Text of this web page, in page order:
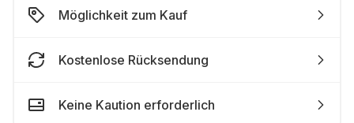
Möglichkeit zum Kauf
Kostenlose Rücksendung
Keine Kaution erforderlich